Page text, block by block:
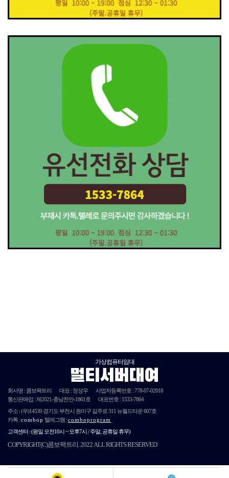
가상컴퓨터임대
멀티서버대여
회사명 : 콤보팩트리 대표 : 정성우 사업자등록번호 :778-07-02018
통신판매업 : 제2021-충남천안-1861호
대표번호 : 1533-7864
주소 :(우)14539 경기도 부천시 원미구 길주로 311 뉴월드타운 607호
카톡 :combop 텔레그램 :comboprogram
고객센터 :(평일 오전10시 ~ 오후7시 / 주말, 공휴일 휴무)
COPYRIGHT(C)콤보팩트리. 2022 ALL RIGHTS RESERVED